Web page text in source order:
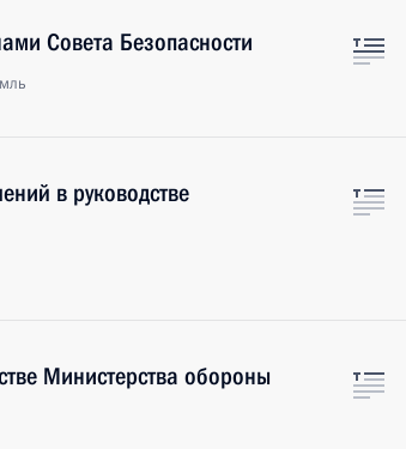
Совета Безопасности
в руководстве
Министерства обороны